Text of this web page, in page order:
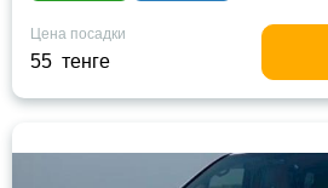
Цена посадки
55 тенге